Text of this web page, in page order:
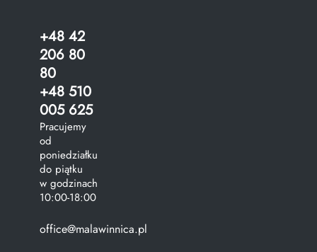
+48 42
206 80
80
+48 510
005 625
Pracujemy
od
poniedziałku
do piątku
w godzinach
10:00-18:00
office@malawinnica.pl